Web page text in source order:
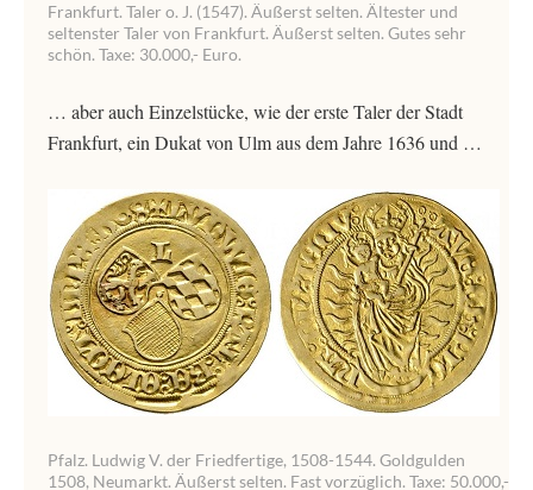
Frankfurt. Taler o. J. (1547). Äußerst selten. Ältester und
seltenster Taler von Frankfurt. Äußerst selten. Gutes sehr
schön. Taxe: 30.000,- Euro.
… aber auch Einzelstücke, wie der erste Taler der Stadt
Frankfurt, ein Dukat von Ulm aus dem Jahre 1636 und …
Pfalz. Ludwig V. der Friedfertige, 1508-1544. Goldgulden
1508, Neumarkt. Äußerst selten. Fast vorzüglich. Taxe: 50.000,-